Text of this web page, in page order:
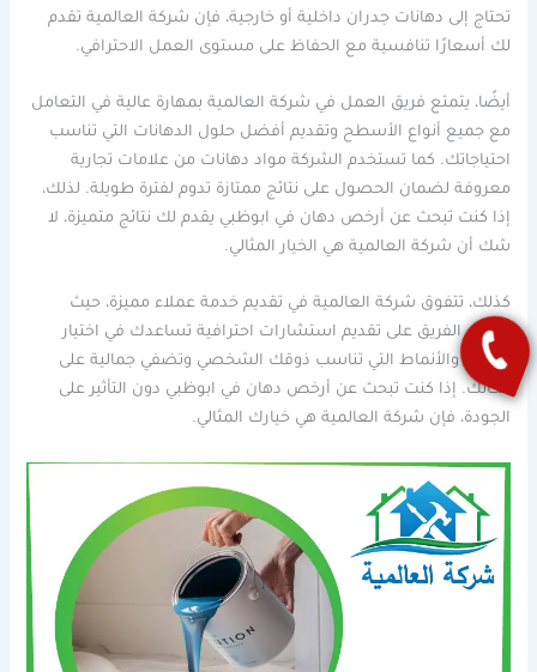
تحتاج إلى دهانات جدران داخلية أو خارجية، فإن شركة العالمية تقدم
لك أسعارًا تنافسية مع الحفاظ على مستوى العمل الاحترافي.
أيضًا، يتمتع فريق العمل في شركة العالمية بمهارة عالية في التعامل
مع جميع أنواع الأسطح وتقديم أفضل حلول الدهانات التي تناسب
احتياجاتك. كما تستخدم الشركة مواد دهانات من علامات تجارية
معروفة لضمان الحصول على نتائج ممتازة تدوم لفترة طويلة. لذلك،
إذا كنت تبحث عن أرخص دهان في ابوظبي يقدم لك نتائج متميزة، لا
شك أن شركة العالمية هي الخيار المثالي.
كذلك، تتفوق شركة العالمية في تقديم خدمة عملاء مميزة، حيث
يحرص الفريق على تقديم استشارات احترافية تساعدك في اختيار
الألوان والأنماط التي تناسب ذوقك الشخصي وتضفي جمالية على
مكانك. إذا كنت تبحث عن أرخص دهان في ابوظبي دون التأثير على
الجودة، فإن شركة العالمية هي خيارك المثالي.